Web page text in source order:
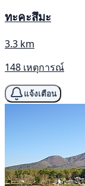
ทะคะสึมะ
3.3 km
148 เหตุการณ์
แจ้งเตือน